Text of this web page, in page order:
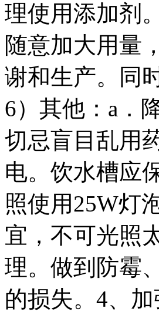
理使用添加剂
随意加大用量
谢和生产。同
6）其他：a．
切忌盲目乱用
电。饮水槽应
照使用25W灯
宜，不可光照
理。做到防霉
的损失。4、